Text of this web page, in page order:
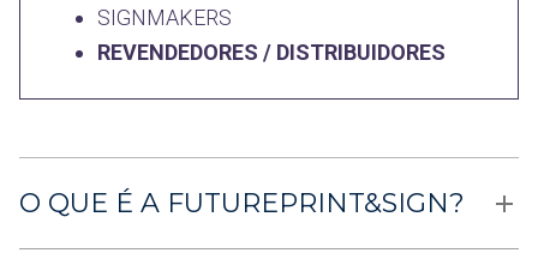
SIGNMAKERS
REVENDEDORES / DISTRIBUIDORES
O QUE É A FUTUREPRINT&SIGN?